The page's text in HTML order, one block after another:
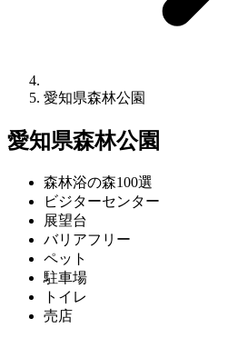
愛知県森林公園
愛知県森林公園
森林浴の森100選
ビジターセンター
展望台
バリアフリー
ペット
駐車場
トイレ
売店